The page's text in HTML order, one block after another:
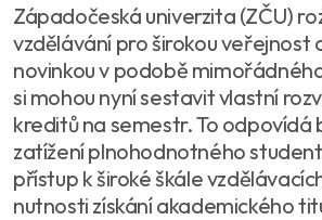
Západočeská univerzita (ZČU)
vzdělávání pro širokou veřejnost
novinkou v podobě
si mohou nyní sestavit vlastní
kreditů na semestr. To odpovídá
zatížení plnohodnotného
přístup k široké škále
nutnosti získání akademického